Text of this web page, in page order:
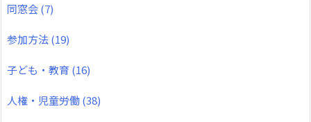
同窓会(7)
参加方法(19)
子ども・教育 (16)
人権・児童労働(38)